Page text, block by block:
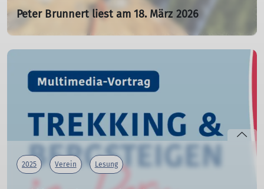
Peter Brunnert liest am 18. März 2026
in Kooperation mit der South Rock-Kletterhalle:
Klettern ist sächsy!
Lesung
Termin: Mittwoch, 18. März 2026, 19.30 (Einlass ab 19:00)
2025 Verein Lesung